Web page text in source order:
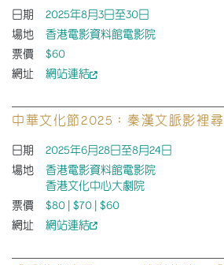
日期
2025年8月3日至30日
場地
香港電影資料館電影院
票價
$60
網址
網站連結
中華文化節2025：秦漢文脈影裡尋
日期
2025年6月28日至8月24日
場地
香港電影資料館電影院
香港文化中心大劇院
票價
$80 | $70 | $60
網址
網站連結